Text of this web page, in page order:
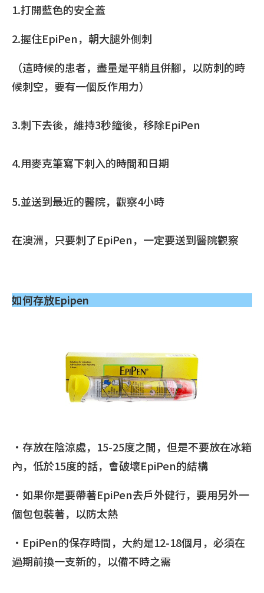
1.打開藍色的安全蓋
2.握住EpiPen，朝大腿外側刺
（這時候的患者，盡量是平躺且併腳，以防刺的時
候刺空，要有一個反作用力）
3.刺下去後，維持3秒鐘後，移除EpiPen
4.用麥克筆寫下刺入的時間和日期
5.並送到最近的醫院，觀察4小時
在澳洲，只要刺了EpiPen，一定要送到醫院觀察
如何存放Epipen
•存放在陰涼處，15-25度之間，但是不要放在冰箱
內，低於15度的話，會破壞EpiPen的結構
•如果你是要帶著EpiPen去戶外健行，要用另外一
個包包裝著，以防太熱
•EpiPen的保存時間，大約是12-18個月，必須在
過期前換一支新的，以備不時之需